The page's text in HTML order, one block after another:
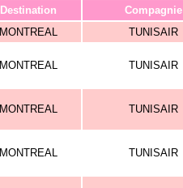
Destination Compagnie
MONTREAL TUNISAIR
MONTREAL TUNISAIR
MONTREAL TUNISAIR
MONTREAL TUNISAIR